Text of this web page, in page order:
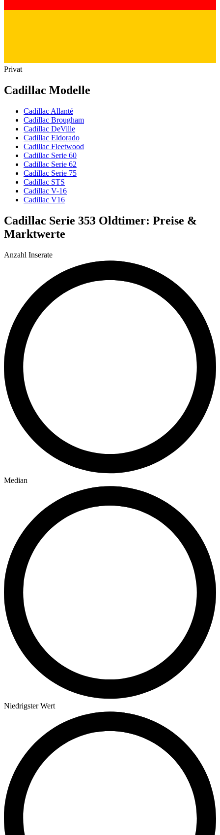
Privat
Cadillac Modelle
Cadillac Allanté
Cadillac Brougham
Cadillac DeVille
Cadillac Eldorado
Cadillac Fleetwood
Cadillac Serie 60
Cadillac Serie 62
Cadillac Serie 75
Cadillac STS
Cadillac V-16
Cadillac V16
Cadillac Serie 353 Oldtimer: Preise &
Marktwerte
Anzahl Inserate
Median
Niedrigster Wert